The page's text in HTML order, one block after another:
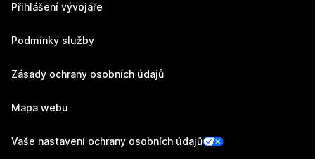
Přihlášení vývojáře
Podmínky služby
Zásady ochrany osobních údajů
Mapa webu
Vaše nastavení ochrany osobních údajů